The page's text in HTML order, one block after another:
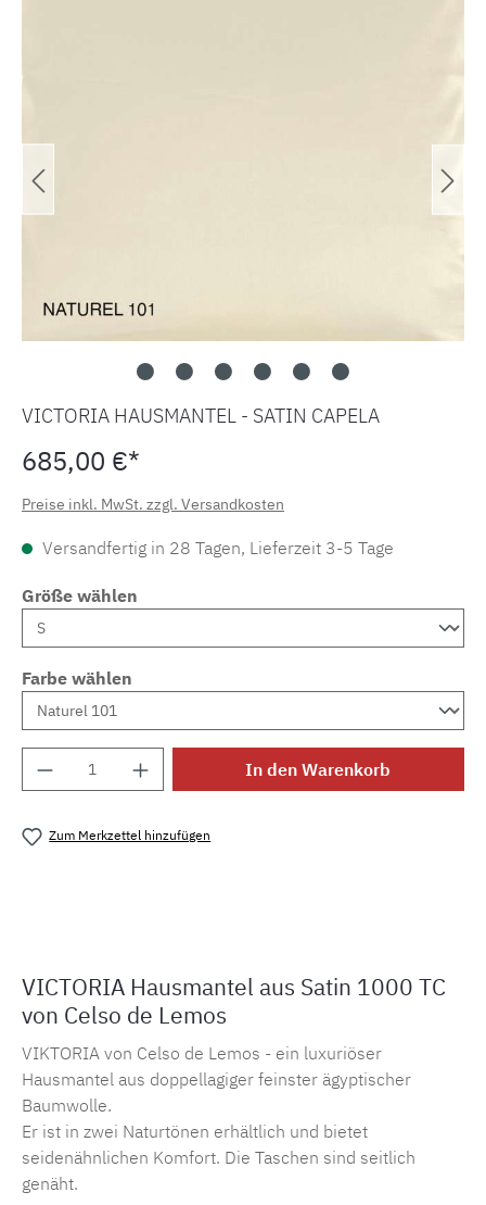
VICTORIA HAUSMANTEL - SATIN CAPELA
685,00 €*
Preise inkl. MwSt. zzgl. Versandkosten
Versandfertig in 28 Tagen, Lieferzeit 3-5 Tage
Größe wählen
Farbe wählen
Produkt Anzahl: Gib den gewünschten
In den Warenkorb
Zum Merkzettel hinzufügen
VICTORIA Hausmantel aus Satin 1000 TC
von Celso de Lemos
VIKTORIA von Celso de Lemos - ein luxuriöser
Hausmantel aus doppellagiger feinster ägyptischer
Baumwolle.
Er ist in zwei Naturtönen erhältlich und bietet
seidenähnlichen Komfort. Die Taschen sind seitlich
genäht.